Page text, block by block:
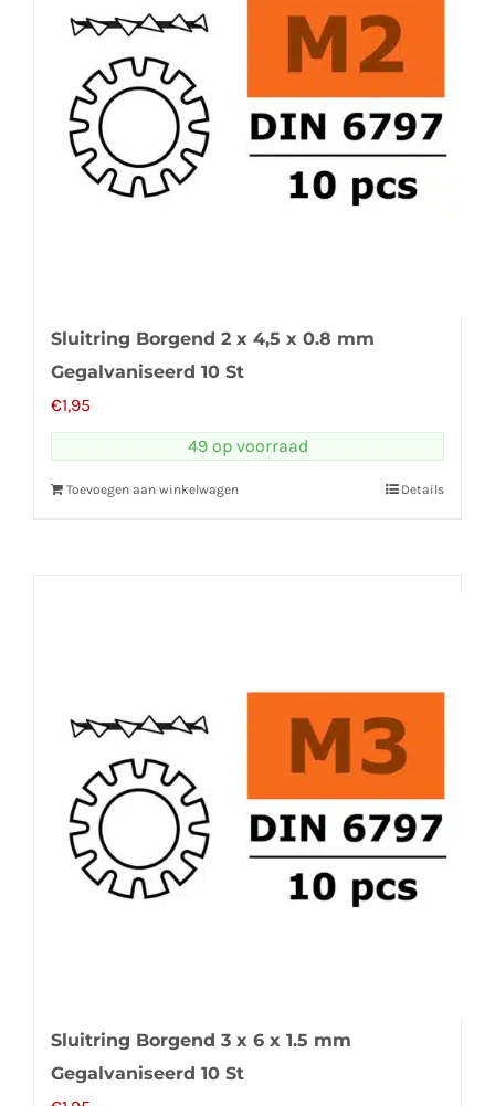
Sluitring Borgend 2 x 4,5 x 0.8 mm
Gegalvaniseerd 10 St
€1,95
49 op voorraad
Toevoegen aan winkelwagen Details
Sluitring Borgend 3 x 6 x 1.5 mm
Gegalvaniseerd 10 St